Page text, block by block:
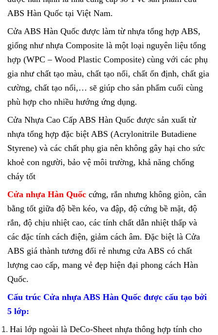
ABS Hàn Quốc tại Việt Nam.
Cửa ABS Hàn Quốc được làm từ nhựa tổng hợp ABS,
giống như nhựa Composite là một loại nguyên liệu tổng
hợp (WPC – Wood Plastic Composite) cùng với các phụ
gia như chất tạo màu, chất tạo nối, chất ổn định, chất gia
cường, chất tạo nổi,… sẽ giúp cho sản phẩm cuối cùng
phù hợp cho nhiều hướng ứng dụng.
Cửa Nhựa Cao Cấp ABS Hàn Quốc được sản xuất từ
nhựa tổng hợp đặc biệt ABS (Acrylonitrile Butadiene
Styrene) và các chất phụ gia nên không gây hại cho sức
khoẻ con người, bảo vệ môi trường, khả năng chống
cháy tốt
Cửa nhựa Hàn Quốc cứng, rắn nhưng không giòn, cân
bằng tốt giữa độ bền kéo, va đập, độ cứng bề mặt, độ
rắn, độ chịu nhiệt cao, các tính chất dẫn nhiệt thấp và
các đặc tính cách điện, giảm cách âm. Đặc biệt là Cửa
ABS giá thành tương đối rẻ nhưng cửa ABS có chất
lượng cao cấp, mang vẻ đẹp hiện đại phong cách Hàn
Quốc.
Cấu trúc Cửa nhựa ABS Hàn Quốc được cấu tạo bởi
5 lớp:
Hai lớp ngoài là DeCo-Sheet nhựa thông hợp tính cho